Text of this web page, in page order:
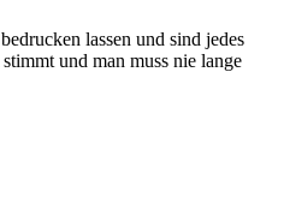
lassen und sind jedes
und man muss nie lange